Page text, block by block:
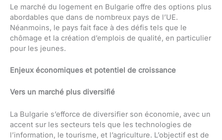
Le marché du logement en Bulgarie offre des options plus
abordables que dans de nombreux pays de l’UE.
Néanmoins, le pays fait face à des défis tels que le
chômage et la création d’emplois de qualité, en particulier
pour les jeunes.
Enjeux économiques et potentiel de croissance
Vers un marché plus diversifié
La Bulgarie s’efforce de diversifier son économie, avec un
accent sur les secteurs tels que les technologies de
l’information, le tourisme, et l’agriculture. L’objectif est de